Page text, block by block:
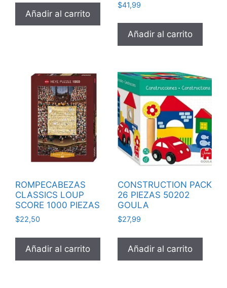
Añadir al carrito
$41,99
Añadir al carrito
ROMPECABEZAS
CLASSICS LOUP
SCORE 1000 PIEZAS
$22,50
Añadir al carrito
CONSTRUCTION PACK
26 PIEZAS 50202
GOULA
$27,99
Añadir al carrito